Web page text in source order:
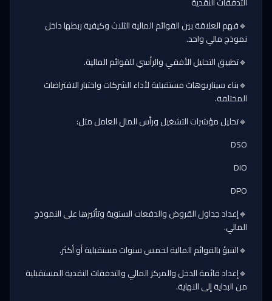
🔹فهم العلاقة بين القوائم المالية الثلاث وكيفية ربطها داخل
نموذج مالي واحد.
🔹تطبيق التحليل الأفقي والرأسي للقوائم المالية.
🔹بناء سيناريوهات مستقبلية لأداء الشركات واختبار الافتراضات
المختلفة.
🔹تحليل مؤشرات التشغيل ورأس المال العامل مثل:
DSO
DIO
DPO
🔹إعداد جداول القروض والدفعات السنوية وتأثيرها على النموذج
المالي.
🔹التنبؤ بالقوائم المالية لخمس سنوات مستقبلية أو أكثر.
🔹إعداد قائمة الدخل والمركز المالي والتدفقات النقدية المستقبلية
من البداية إلى النهاية.